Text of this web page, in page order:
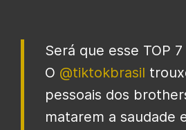
Será que esse TOP
O @tiktokbrasil
pessoais dos
matarem a saudade